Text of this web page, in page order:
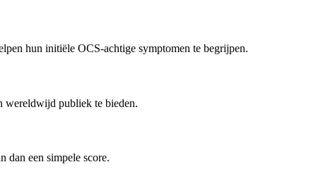
hun initiële OCS-achtige symptomen te begrijpen.
wereldwijd publiek te bieden.
dan een simpele score.